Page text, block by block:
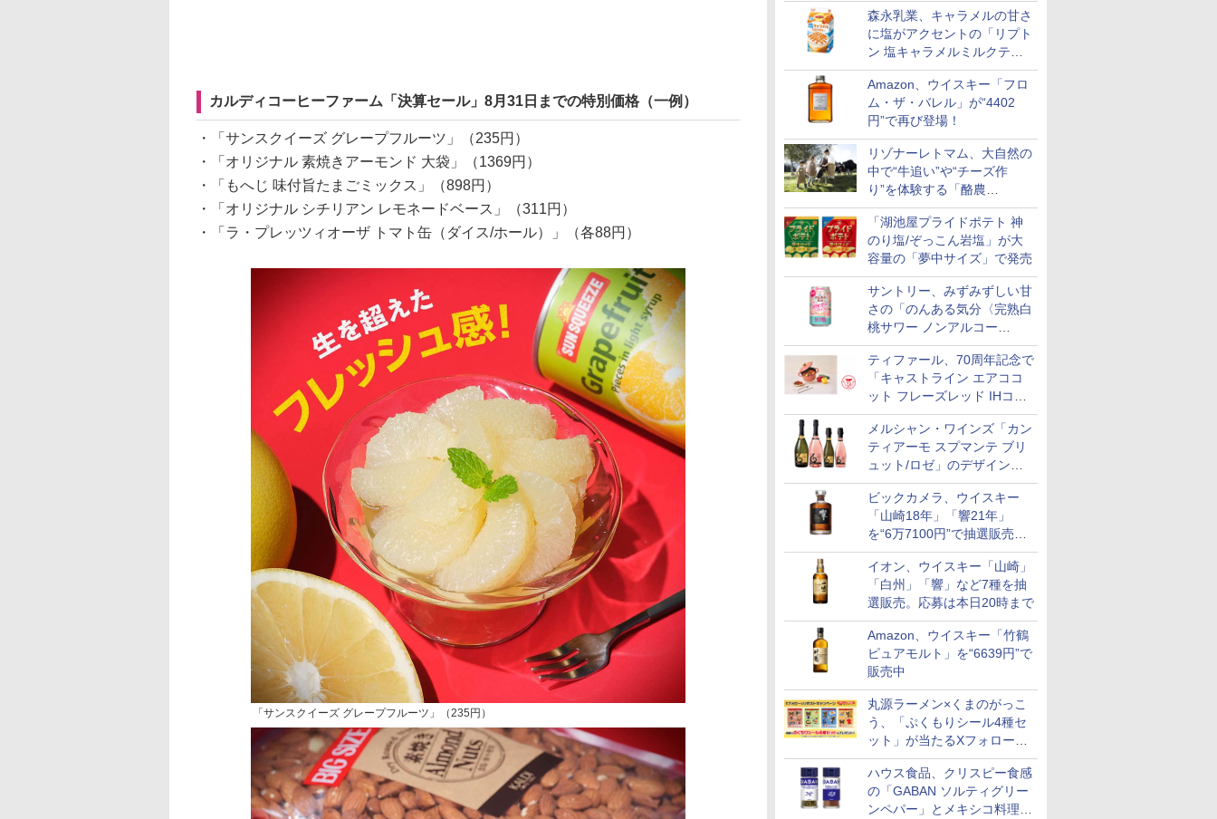
ジ」発売
森永乳業、キャラメルの甘さ
に塩がアクセントの「リプト
ン 塩キャラメルミルクティ
ー」限定発売
Amazon、ウイスキー「フロ
ム・ザ・バレル」が“4402
円”で再び登場！
リゾナーレトマム、大自然の
中で“牛追い”や“チーズ作
り”を体験する「酪農
Academy～夏休みの自由研
究～」を実施中
「湖池屋プライドポテト 神
のり塩/ぞっこん岩塩」が大
容量の「夢中サイズ」で発売
サントリー、みずみずしい甘
さの「のんある気分〈完熟白
桃サワー ノンアルコー
ル〉」限定発売
ティファール、70周年記念で
「キャストライン エアココ
ット フレーズレッド IHココ
ット鍋 24cm」数量限定発売
メルシャン・ワインズ「カン
ティアーモ スプマンテ ブリ
ュット/ロゼ」のデザインを
リニューアル。ハーフボトル
も登場
ビックカメラ、ウイスキー
「山崎18年」「響21年」
を“6万7100円”で抽選販売。
店頭で9日まで受付
イオン、ウイスキー「山崎」
「白州」「響」など7種を抽
選販売。応募は本日20時まで
Amazon、ウイスキー「竹鶴
ピュアモルト」を“6639円”で
販売中
丸源ラーメン×くまのがっこ
う、「ぷくもりシール4種セ
ット」が当たるXフォロー＆
リポストキャンペーン実施
ハウス食品、クリスピー食感
の「GABAN ソルティグリー
ンペパー」とメキシコ料理に
カルディコーヒーファーム「決算セール」8月31日までの特別価格（一例）
・「サンスクイーズ グレープフルーツ」（235円）
・「オリジナル 素焼きアーモンド 大袋」（1369円）
・「もへじ 味付旨たまごミックス」（898円）
・「オリジナル シチリアン レモネードベース」（311円）
・「ラ・プレッツィオーザ トマト缶（ダイス/ホール）」（各88円）
「サンスクイーズ グレープフルーツ」（235円）